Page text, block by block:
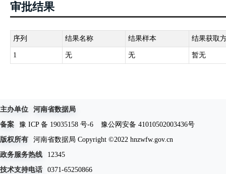
审批结果
序列 结果名称 结果样本 结果获取
1 无 无 暂无
主办单位
河南省数据局
备案
豫 ICP 备 19035158 号-6
豫公网安备 41010502003436号
版权所有
河南省数据局 Copyright ©2022 hnzwfw.gov.cn
政务服务热线
12345
技术支持电话
0371-65250866